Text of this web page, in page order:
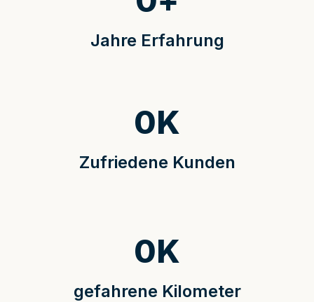
Jahre Erfahrung
Zufriedene Kunden
0K
gefahrene Kilometer
0K